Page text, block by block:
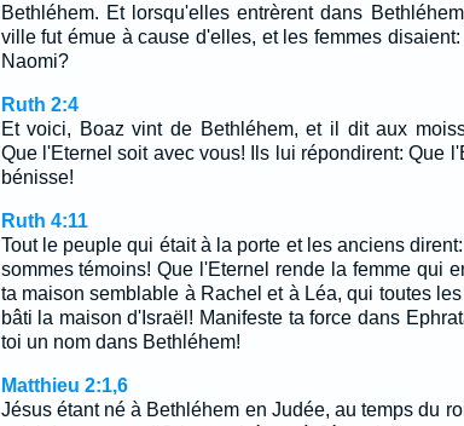
Bethléhem. Et lorsqu'elles entrèrent dans
ville fut émue à cause d'elles, et les femmes disaient:
Naomi?
Ruth 2:4
Et voici, Boaz vint de Bethléhem, et il dit aux
Que l'Eternel soit avec vous! Ils lui répondirent: Que
bénisse!
Ruth 4:11
Tout le peuple qui était à la porte et les anciens
sommes témoins! Que l'Eternel rende la femme qui
ta maison semblable à Rachel et à Léa, qui toutes
bâti la maison d'Israël! Manifeste ta force dans
toi un nom dans Bethléhem!
Matthieu 2:1,6
Jésus étant né à Bethléhem en Judée, au temps du